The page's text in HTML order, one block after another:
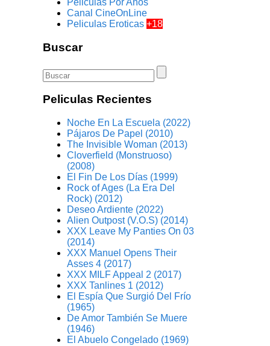
Peliculas Por Años
Canal CineOnLine
Peliculas Eroticas+18
Buscar
Peliculas Recientes
Noche En La Escuela (2022)
Pájaros De Papel (2010)
The Invisible Woman (2013)
Cloverfield (Monstruoso)
(2008)
El Fin De Los Días (1999)
Rock of Ages (La Era Del
Rock) (2012)
Deseo Ardiente (2022)
Alien Outpost (V.O.S) (2014)
XXX Leave My Panties On 03
(2014)
XXX Manuel Opens Their
Asses 4 (2017)
XXX MILF Appeal 2 (2017)
XXX Tanlines 1 (2012)
El Espía Que Surgió Del Frío
(1965)
De Amor También Se Muere
(1946)
El Abuelo Congelado (1969)